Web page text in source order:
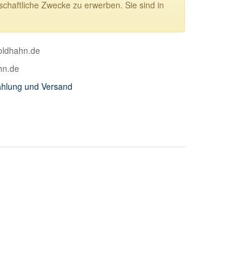
Zwecke zu erwerben. Sie sind in
und Versand